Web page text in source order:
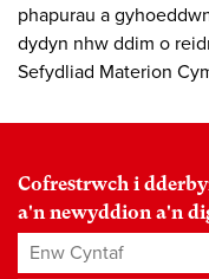
phapurau a
dydyn nhw ddim o
Sefydliad Materion
Cofrestrwch i
a'n newyddion a'n
Enw Cyntaf